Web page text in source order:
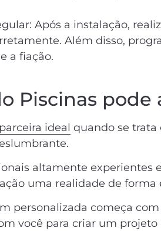
Após a instalação,
Além disso,
a fiação.
Piscinas pode
ideal quando se trata
altamente experientes
uma realidade de forma
personalizada começa
você para criar um